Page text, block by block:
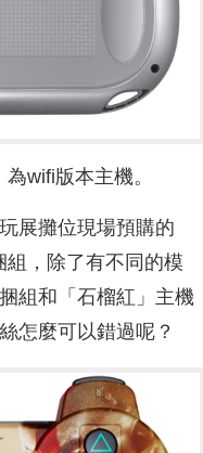
wifi版本主機。
展攤位現場預購的
組，除了有不同的模
組和「石榴紅」主機
怎麼可以錯過呢？